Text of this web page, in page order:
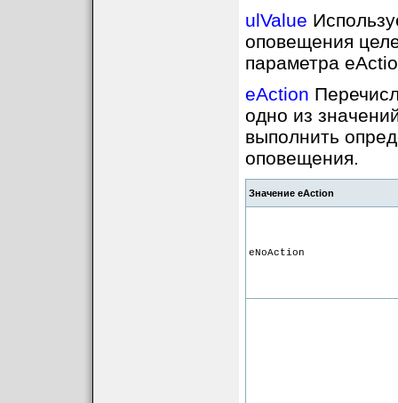
ulValue
оповещения
параметра
eAction
одно из
выполнить
оповещения.
Значение eAction
eNoAction